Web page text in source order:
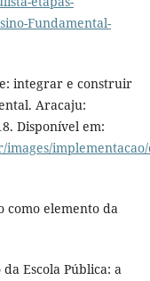
Fundamental-
integrar e construir
Aracaju:
Disponível em:
como elemento da
Escola Pública: a